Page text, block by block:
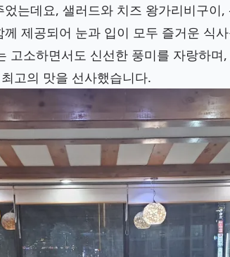
는데요, 샐러드와 치즈 왕가리비구이
제공되어 눈과 입이 모두 즐거운 식
고소하면서도 신선한 풍미를 자랑하며
고의 맛을 선사했습니다.